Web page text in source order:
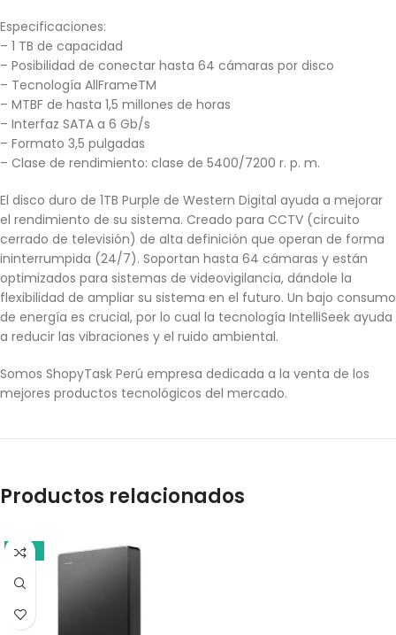
Especificaciones:
– 1 TB de capacidad
– Posibilidad de conectar hasta 64 cámaras por disco
– Tecnología AllFrameTM
– MTBF de hasta 1,5 millones de horas
– Interfaz SATA a 6 Gb/s
– Formato 3,5 pulgadas
– Clase de rendimiento: clase de 5400/7200 r. p. m.
El disco duro de 1TB Purple de Western Digital ayuda a mejorar
el rendimiento de su sistema. Creado para CCTV (circuito
cerrado de televisión) de alta definición que operan de forma
ininterrumpida (24/7). Soportan hasta 64 cámaras y están
optimizados para sistemas de videovigilancia, dándole la
flexibilidad de ampliar su sistema en el futuro. Un bajo consumo
de energía es crucial, por lo cual la tecnología IntelliSeek ayuda
a reducir las vibraciones y el ruido ambiental.
Somos ShopyTask Perú empresa dedicada a la venta de los
mejores productos tecnológicos del mercado.
Productos relacionados
-13%